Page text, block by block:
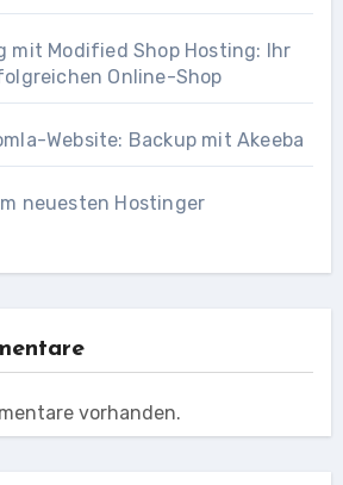
mit Modified Shop Hosting: Ihr
Online-Shop
Website: Backup mit Akeeba
neuesten Hostinger
vorhanden.